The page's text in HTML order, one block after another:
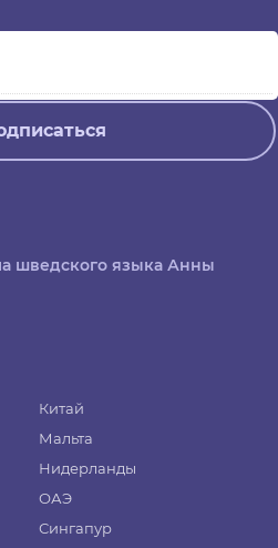
шведского языка Анны
Китай
Мальта
Нидерланды
ОАЭ
Сингапур